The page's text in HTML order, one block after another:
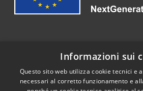
Recapiti e contatti
Telefono: 030 2563173
Informazioni sui
Questo sito web utilizza cookie tecnici e
necessari al corretto funzionamento e